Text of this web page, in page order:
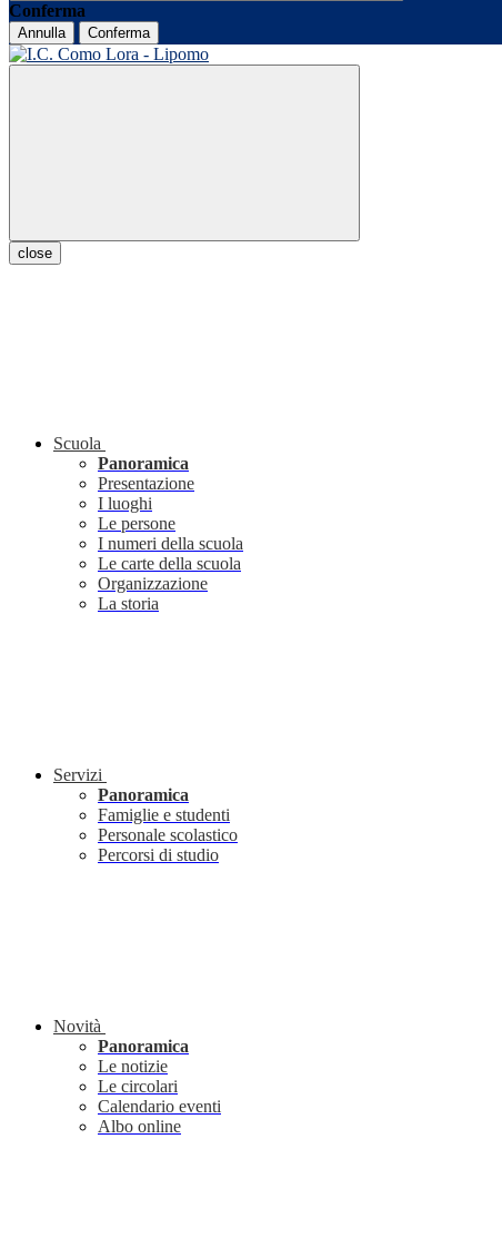
Conferma
Annulla Conferma
close
Scuola
Panoramica
Presentazione
I luoghi
Le persone
I numeri della scuola
Le carte della scuola
Organizzazione
La storia
Servizi
Panoramica
Famiglie e studenti
Personale scolastico
Percorsi di studio
Novità
Panoramica
Le notizie
Le circolari
Calendario eventi
Albo online